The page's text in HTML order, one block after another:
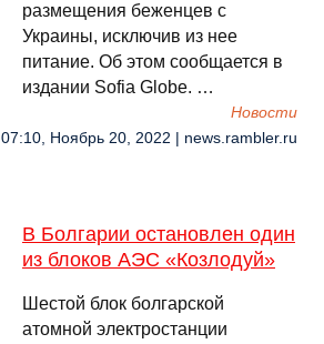
размещения беженцев с
Украины, исключив из нее
питание. Об этом сообщается в
издании Sofia Globe. …
Новости
07:10, Ноябрь 20, 2022 | news.rambler.ru
В Болгарии остановлен один
из блоков АЭС «Козлодуй»
Шестой блок болгарской
атомной электростанции